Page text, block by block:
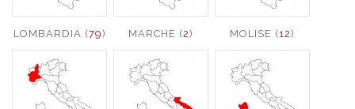
LOMBARDIA (79) MARCHE (2) MOLISE (12)